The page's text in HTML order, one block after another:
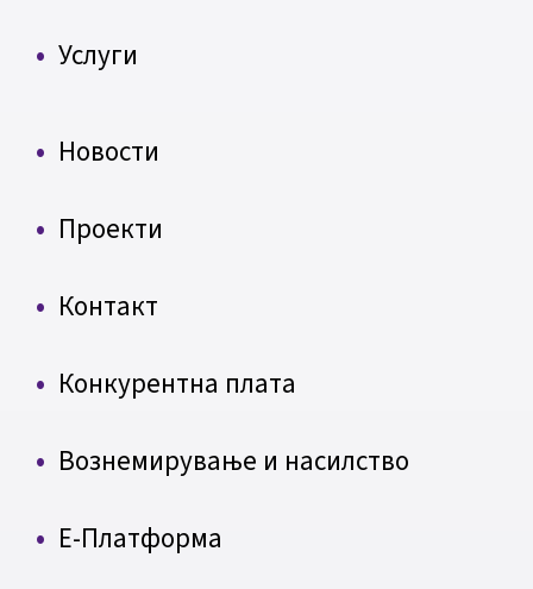
Услуги
Новости
Проекти
Контакт
Конкурентна плата
Вознемирување и насилство
Е-Платформа